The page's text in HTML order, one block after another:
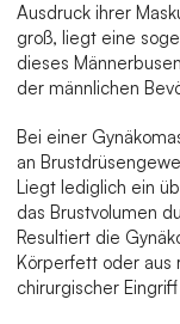
Ausdruck ihrer
groß, liegt eine
dieses
der männlichen
Bei einer
an
Liegt lediglich ein
das Brustvolumen
Resultiert die
Körperfett oder aus
chirurgischer